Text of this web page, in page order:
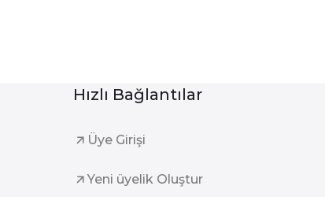
Hızlı Bağlantılar
Üye Girişi
Yeni üyelik Oluştur